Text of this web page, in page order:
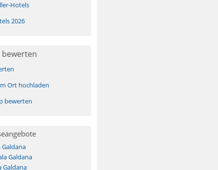
Hotels
2026
Ort hochladen
bewerten
Galdana
Galdana